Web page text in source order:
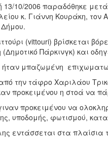
10/2006 παραδόθηκε
κ. Γιάννη Κουράκη, τον
(vittouri) βρίσκεται
Πάρκινγκ) και
μπαζωμένη 
την τάφρο Χαριλάου
προκειμένου η στοά να
προκειμένου να
υποδομής, φωτισμού,
εντάσσεται στα